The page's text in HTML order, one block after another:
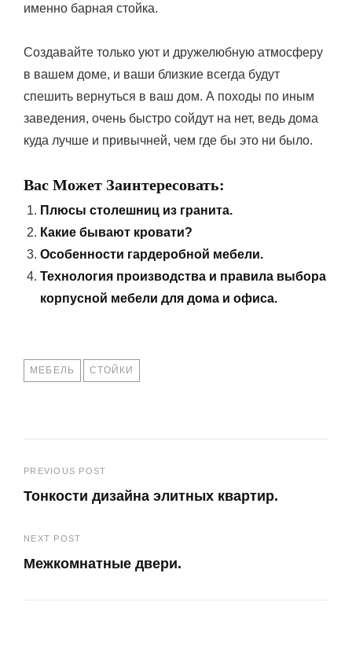
именно барная стойка.
Создавайте только уют и дружелюбную атмосферу
в вашем доме, и ваши близкие всегда будут
спешить вернуться в ваш дом. А походы по иным
заведения, очень быстро сойдут на нет, ведь дома
куда лучше и привычней, чем где бы это ни было.
Вас Может Заинтересовать:
Плюсы столешниц из гранита.
Какие бывают кровати?
Особенности гардеробной мебели.
Технология производства и правила выбора
корпусной мебели для дома и офиса.
TAGS
МЕБЕЛЬ СТОЙКИ
Навигация
по
записям
PREVIOUS POST
Тонкости дизайна элитных квартир.
Post
NEXT POST
Межкомнатные двери.